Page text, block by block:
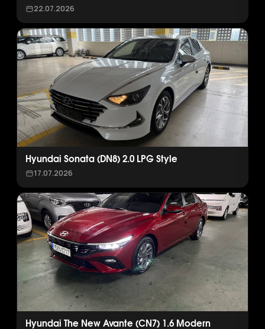
22.07.2026
Hyundai Sonata (DN8) 2.0 LPG Style
17.07.2026
Hyundai The New Avante (CN7) 1.6 Modern